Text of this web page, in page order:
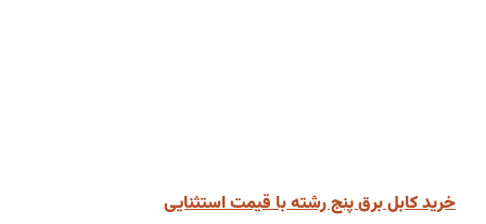
خرید کابل برق پنج رشته با قیمت استثنایی